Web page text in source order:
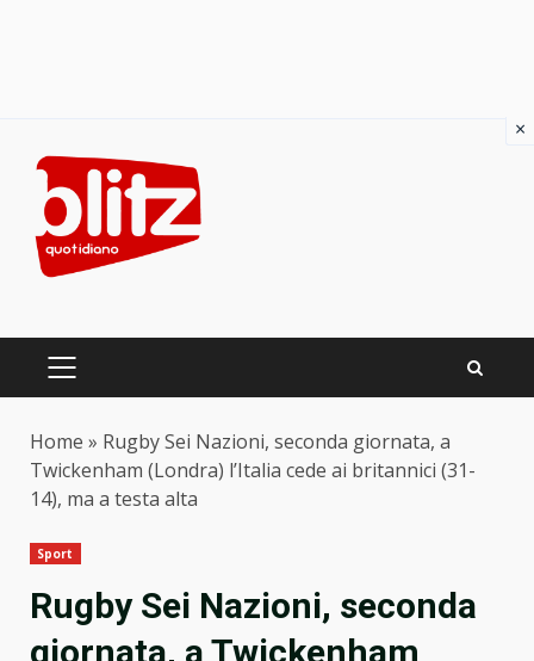
content
PRIMARY
Home » Rugby Sei Nazioni, seconda giornata, a
Twickenham (Londra) l’Italia cede ai britannici (31-
14), ma a testa alta
Sport
Rugby Sei Nazioni, seconda
giornata, a Twickenham
×